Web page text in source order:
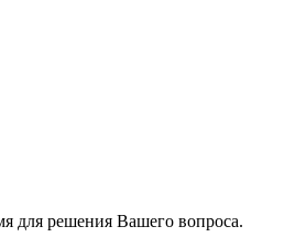
для решения Вашего вопроса.